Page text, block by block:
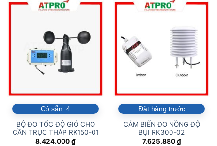
Có sẵn: 4
BỘ ĐO TỐC ĐỘ GIÓ CHO
CẦN TRỤC THÁP RK150-01
8.424.000₫
Đặt hàng trước
CẢM BIẾN ĐO NỒNG ĐỘ
BỤI RK300-02
7.625.880₫